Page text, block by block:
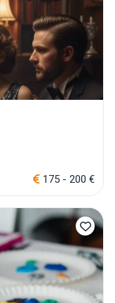
175 - 200 €